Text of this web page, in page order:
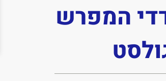
המפרש